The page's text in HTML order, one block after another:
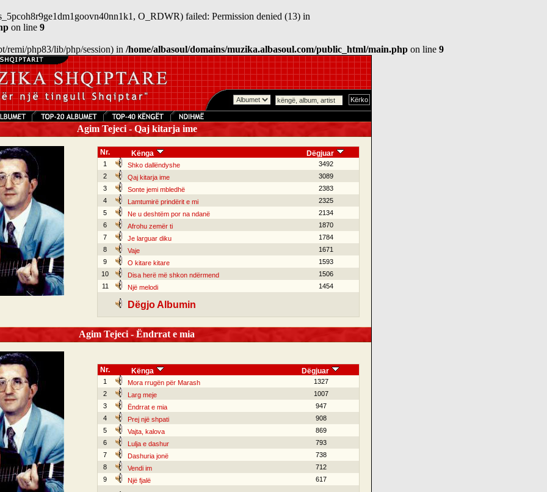
O_RDWR) failed: Permission denied (13) in
on line 9
remi/php83/lib/php/session) in /home/albasoul/domains/muzika.albasoul.com/public_html/main.php on line 9
Agim Tejeci - Qaj kitarja ime
Nr. Kënga Dëgjuar
1 Shko dallëndyshe
3492
2
Qaj kitarja ime
3089
3
Sonte jemi mbledhë
2383
4
Lamtumirë prindërit e mi
2325
5
Ne u deshtëm por na ndanë
2134
6
Afrohu zemër ti
1870
7
Je larguar diku
1784
8
Vaje
1671
9
O kitare kitare
1593
10
Disa herë më shkon ndërmend
1506
11
Një melodi 1454
Dëgjo Albumin
Agim Tejeci - Ëndrrat e mia
Nr. Kënga Dëgjuar
1 Mora rrugën për Marash
1327
2
Larg meje
1007
3
Ëndrrat e mia
947
4
Prej një shpati
908
5
Vajta, kalova
869
6
Lulja e dashur
793
7
Dashuria jonë
738
8
Vendi im
712
9
Një fjalë 617